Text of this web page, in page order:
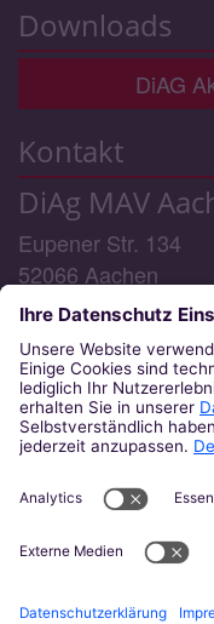
Downloads
DiAG
Kontakt
DiAg MAV
Eupener Str. 134
52066 Aachen
Telefon: 0241/6000
(MAV-
E-Mail: diag-
Telefon-
Montag: 09:00 -
Mittwoch: 14:00 -
Donnerstag: 09:00
Freitag: 09:00 -
Am 19.8.2026